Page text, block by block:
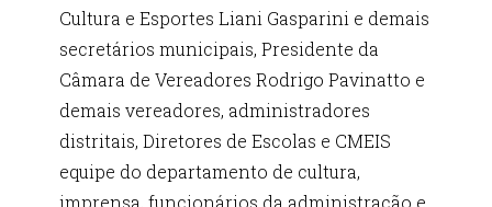
Cultura e Esportes Liani Gasparini e demais
secretários municipais, Presidente da
Câmara de Vereadores Rodrigo Pavinatto e
demais vereadores, administradores
distritais, Diretores de Escolas e CMEIS
equipe do departamento de cultura,
imprensa, funcionários da administração e